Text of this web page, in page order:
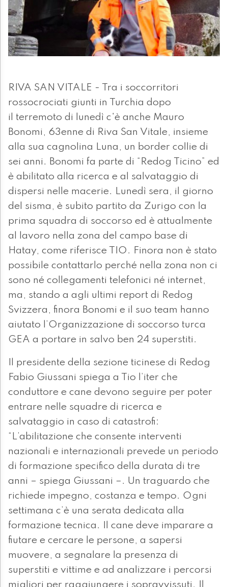
RIVA SAN VITALE - Tra i soccorritori
rossocrociati giunti in Turchia dopo
il terremoto di lunedì c'è anche Mauro
Bonomi, 63enne di Riva San Vitale, insieme
alla sua cagnolina Luna, un border collie di
sei anni. Bonomi fa parte di “Redog Ticino” ed
è abilitato alla ricerca e al salvataggio di
dispersi nelle macerie. Lunedì sera, il giorno
del sisma, è subito partito da Zurigo con la
prima squadra di soccorso ed è attualmente
al lavoro nella zona del campo base di
Hatay, come riferisce TIO. Finora non è stato
possibile contattarlo perché nella zona non ci
sono né collegamenti telefonici né internet,
ma, stando a agli ultimi report di Redog
Svizzera, finora Bonomi e il suo team hanno
aiutato l’Organizzazione di soccorso turca
GEA a portare in salvo ben 24 superstiti.
Il presidente della sezione ticinese di Redog
Fabio Giussani spiega a Tio l’iter che
conduttore e cane devono seguire per poter
entrare nelle squadre di ricerca e
salvataggio in caso di catastrofi:
“L’abilitazione che consente interventi
nazionali e internazionali prevede un periodo
di formazione specifico della durata di tre
anni – spiega Giussani –. Un traguardo che
richiede impegno, costanza e tempo. Ogni
settimana c’è una serata dedicata alla
formazione tecnica. Il cane deve imparare a
fiutare e cercare le persone, a sapersi
muovere, a segnalare la presenza di
superstiti e vittime e ad analizzare i percorsi